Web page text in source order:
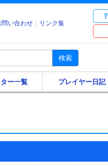
問い合わせ リンク集
検索
ー一覧 プレイヤー日記